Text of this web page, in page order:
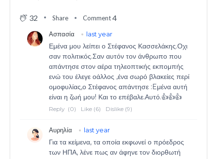
32 Share Comment4